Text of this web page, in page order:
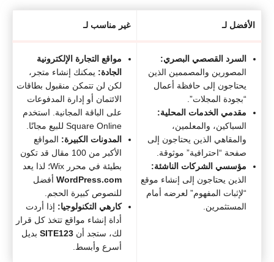
الأفضل لـ غير مناسب لـ
السرد القصصي البصري:
المصورين والمصممين الذين
يحتاجون إلى حافظة أعمال
“بجودة المجلات”.
مقدمي الخدمات المحلية:
السباكين، والمعلمين،
والمقاهي الذين يحتاجون إلى
صفحة “احترافية” موثوقة.
مؤسسي الشركات الناشئة:
الذين يحتاجون إلى إنشاء موقع
“لإثبات المفهوم” لعرضه أمام
المستثمرين.
مواقع التجارة الإلكترونية
الجادة: يمكنك إنشاء متجر،
لكن لن تتمكن منقبول بطاقات
الائتمان أو إدارة المدفوعات
على الباقة المجانية. استخدم
Square Online للبيع مجانًا.
المدونات الكبيرة: المواقع
الأكبر من 100 مقال قد تكون
بطيئة في محرر Wix؛ لذا يعد
WordPress.com أفضل
للنصوص كبيرة الحجم.
كارهي التكنولوجيا: إذا أردت
أداة إنشاء مواقع تتخذ كل قرار
لك، ستجد أن SITE123 بديل
أسرع وأبسط.